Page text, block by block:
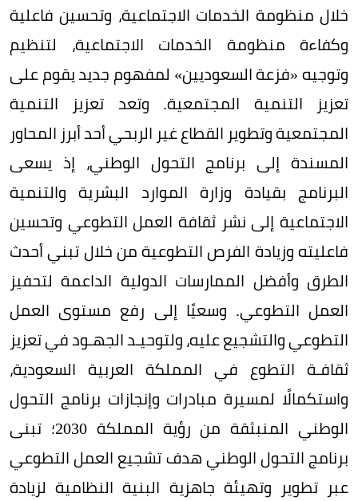
خلال منظومة الخدمات الاجتماعية، وتحسين فاعلية
وكفاءة منظومة الخدمات الاجتماعية، لتنظيم
وتوجيه «فزعة السعوديين» لمفهوم جديد يقوم على
تعزيز التنمية المجتمعية. وتعد تعزيز التنمية
المجتمعية وتطوير القطاع غير الربحي أحد أبرز المحاور
المسندة إلى برنامج التحول الوطني، إذ يسعى
البرنامج بقيادة وزارة الموارد البشرية والتنمية
الاجتماعية إلى نشر ثقافة العمل التطوعي وتحسين
فاعليته وزيادة الفرص التطوعية من خلال تبني أحدث
الطرق وأفضل الممارسات الدولية الداعمة لتحفيز
العمل التطوعي. وسعيًا إلى رفع مستوى العمل
التطوعي والتشجيع عليه، ولتوحيـد الجهـود في تعزيز
ثقافـة التطوع في المملكة العربية السعودية،
واستكمالًا لمسيرة مبادرات وإنجازات برنامج التحول
الوطني المنبثقة من رؤية المملكة 2030؛ تبنى
برنامج التحول الوطني هدف تشجيع العمل التطوعي
عبر تطوير وتهيئة جاهزية البنية النظامية لزيادة